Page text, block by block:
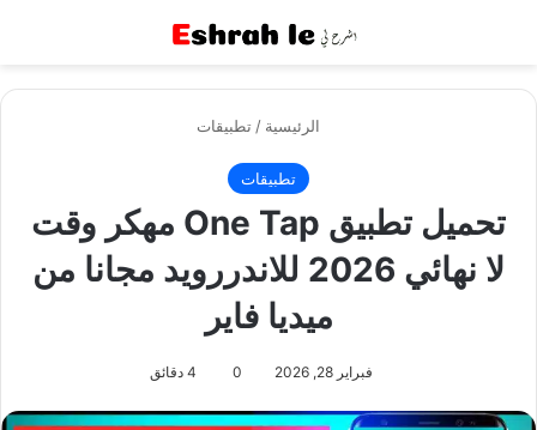
الرئيسية / تطبيقات
تطبيقات
تحميل تطبيق One Tap مهكر وقت
لا نهائي 2026 للاندررويد مجانا من
ميديا فاير
فبراير 28, 2026 0